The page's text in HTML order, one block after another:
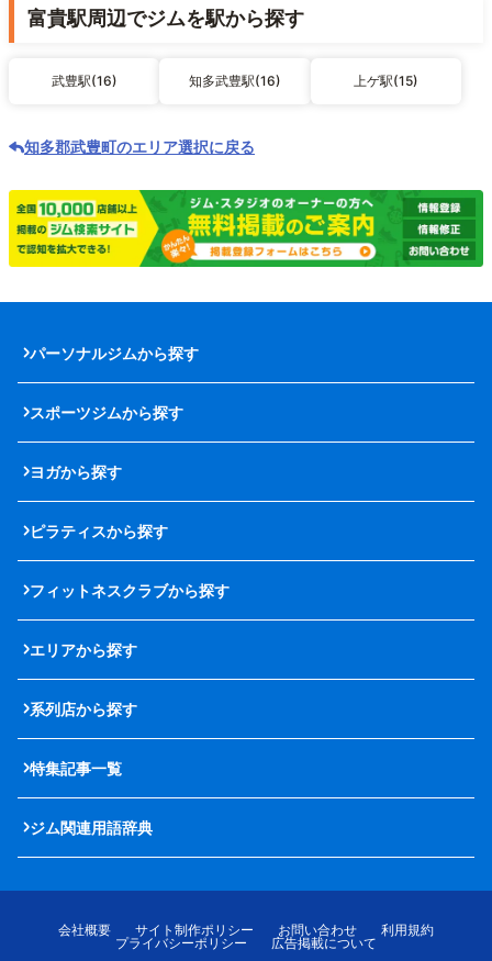
富貴駅周辺でジムを駅から探す
武豊駅(16) 知多武豊駅(16) 上ゲ駅(15)
知多郡武豊町のエリア選択に戻る
パーソナルジムから探す
スポーツジムから探す
ヨガから探す
ピラティスから探す
フィットネスクラブから探す
エリアから探す
系列店から探す
特集記事一覧
ジム関連用語辞典
会社概要 サイト制作ポリシー お問い合わせ
利用規約
プライバシーポリシー
広告掲載について